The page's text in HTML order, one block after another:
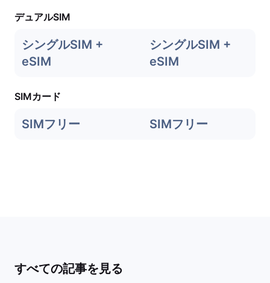
デュアルSIM
シングルSIM +
eSIM
シングルSIM +
eSIM
SIMカード
SIMフリー SIMフリー
すべての記事を見る